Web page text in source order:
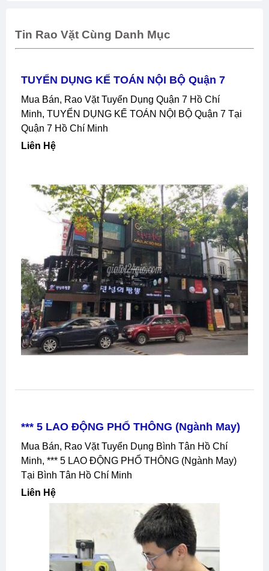
Tin Rao Vặt Cùng Danh Mục
TUYỂN DỤNG KẾ TOÁN NỘI BỘ Quận 7
Mua Bán, Rao Vặt Tuyển Dụng Quận 7 Hồ Chí
Minh, TUYỂN DỤNG KẾ TOÁN NỘI BỘ Quận 7 Tại
Quận 7 Hồ Chí Minh
Liên Hệ
*** 5 LAO ĐỘNG PHỔ THÔNG (Ngành May)
Mua Bán, Rao Vặt Tuyển Dụng Bình Tân Hồ Chí
Minh, *** 5 LAO ĐỘNG PHỔ THÔNG (Ngành May)
Tại Bình Tân Hồ Chí Minh
Liên Hệ